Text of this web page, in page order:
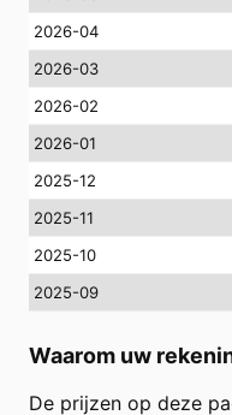
2026-04
2026-03
2026-02
2026-01
2025-12
2025-11
2025-10
2025-09
Waarom uw
De prijzen op deze